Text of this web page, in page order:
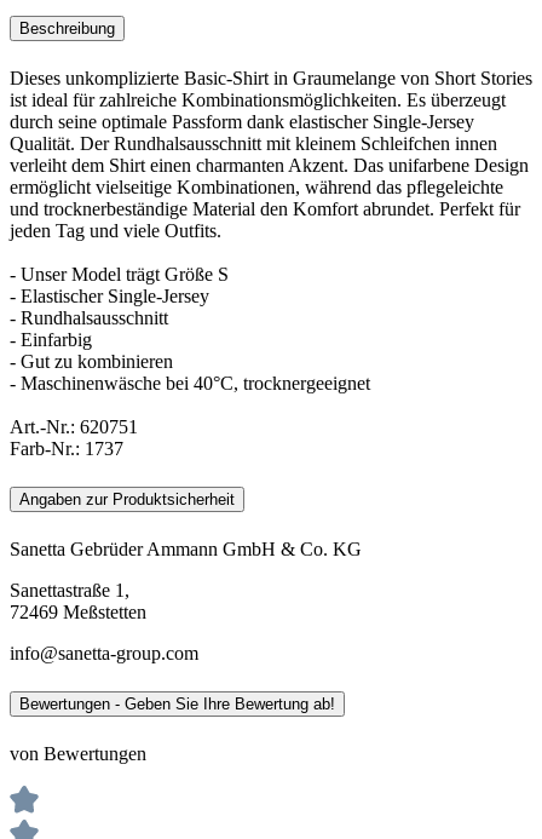
Beschreibung
Dieses unkomplizierte Basic-Shirt in Graumelange von Short Stories
ist ideal für zahlreiche Kombinationsmöglichkeiten. Es überzeugt
durch seine optimale Passform dank elastischer Single-Jersey
Qualität. Der Rundhalsausschnitt mit kleinem Schleifchen innen
verleiht dem Shirt einen charmanten Akzent. Das unifarbene Design
ermöglicht vielseitige Kombinationen, während das pflegeleichte
und trocknerbeständige Material den Komfort abrundet. Perfekt für
jeden Tag und viele Outfits.
- Unser Model trägt Größe S
- Elastischer Single-Jersey
- Rundhalsausschnitt
- Einfarbig
- Gut zu kombinieren
- Maschinenwäsche bei 40°C, trocknergeeignet
Art.-Nr.: 620751
Farb-Nr.: 1737
Angaben zur Produktsicherheit
Sanetta Gebrüder Ammann GmbH & Co. KG
Sanettastraße 1,
72469 Meßstetten
info@sanetta-group.com
Bewertungen - Geben Sie Ihre Bewertung ab!
von Bewertungen